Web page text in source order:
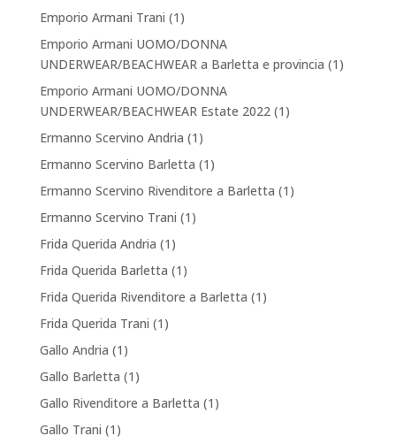
Emporio Armani Trani (1)
Emporio Armani UOMO/DONNA
UNDERWEAR/BEACHWEAR a Barletta e provincia (1)
Emporio Armani UOMO/DONNA
UNDERWEAR/BEACHWEAR Estate 2022(1)
Ermanno Scervino Andria (1)
Ermanno Scervino Barletta (1)
Ermanno Scervino Rivenditore a Barletta (1)
Ermanno Scervino Trani (1)
Frida Querida Andria (1)
Frida Querida Barletta (1)
Frida Querida Rivenditore a Barletta (1)
Frida Querida Trani (1)
Gallo Andria (1)
Gallo Barletta (1)
Gallo Rivenditore a Barletta (1)
Gallo Trani (1)